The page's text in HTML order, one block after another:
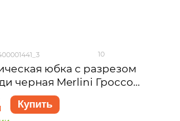
10
юбка с разрезом
черная Merlini Гроссо
размер 2XL-3XL
Купить